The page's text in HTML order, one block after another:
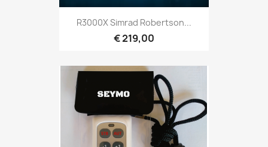
R3000X Simrad Robertson...
€ 219,00